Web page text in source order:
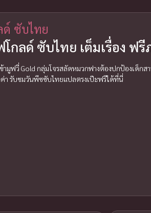
ด์ ซับไทย
กลด์ ซับไทย เต็มเรื่อง ฟ
มูฟวี่ Gold กลุ่มโจรสลัดหมวกฟางต้องปกป้องเด็กส
รับชมวันพีซซับไทยแปลตรงเป๊ะฟรีได้ที่นี่